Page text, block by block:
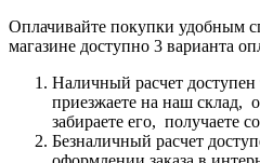
Оплачивайте покупки удобным
магазине доступно 3 варианта
Наличный расчет
приезжаете на наш склад,
забираете его, получаете
Безналичный расчет